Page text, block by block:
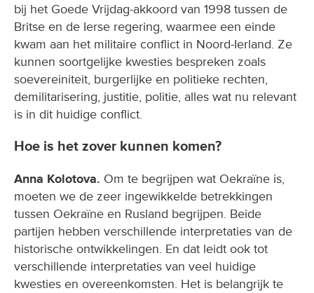
bij het Goede Vrijdag-akkoord van 1998 tussen de
Britse en de Ierse regering, waarmee een einde
kwam aan het militaire conflict in Noord-Ierland. Ze
kunnen soortgelijke kwesties bespreken zoals
soevereiniteit, burgerlijke en politieke rechten,
demilitarisering, justitie, politie, alles wat nu relevant
is in dit huidige conflict.
Hoe is het zover kunnen komen?
Anna Kolotova. Om te begrijpen wat Oekraïne is,
moeten we de zeer ingewikkelde betrekkingen
tussen Oekraïne en Rusland begrijpen. Beide
partijen hebben verschillende interpretaties van de
historische ontwikkelingen. En dat leidt ook tot
verschillende interpretaties van veel huidige
kwesties en overeenkomsten. Het is belangrijk te